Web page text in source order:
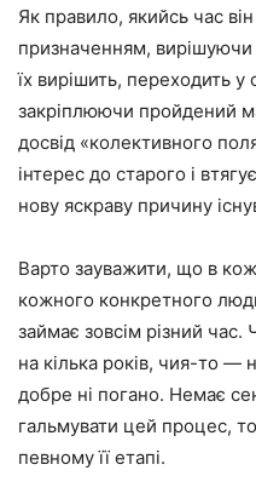
Як правило, якийсь час
призначенням, вирішуючи
їх вирішить, переходить у
закріплюючи пройдений
досвід «колективного
інтерес до старого і
нову яскраву причину
Варто зауважити, що в
кожного конкретного
займає зовсім різний час.
на кілька років, чия-то —
добре ні погано. Немає
гальмувати цей процес,
певному її етапі.